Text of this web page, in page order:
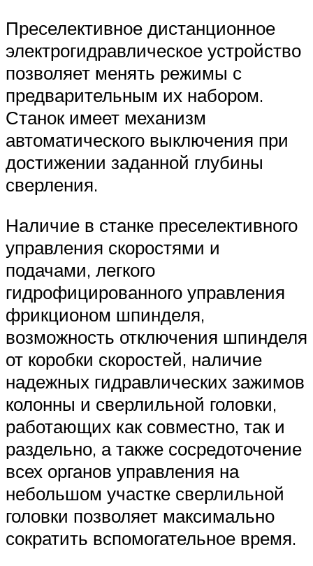
Преселективное дистанционное
электрогидравлическое устройство
позволяет менять режимы с
предварительным их набором.
Станок имеет механизм
автоматического выключения при
достижении заданной глубины
сверления.
Наличие в станке преселективного
управления скоростями и
подачами, легкого
гидрофицированного управления
фрикционом шпинделя,
возможность отключения шпинделя
от коробки скоростей, наличие
надежных гидравлических зажимов
колонны и сверлильной головки,
работающих как совместно, так и
раздельно, а также сосредоточение
всех органов управления на
небольшом участке сверлильной
головки позволяет максимально
сократить вспомогательное время.